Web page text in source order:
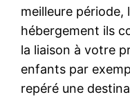
meilleure période,
hébergement ils
la liaison à votre
enfants par
repéré une